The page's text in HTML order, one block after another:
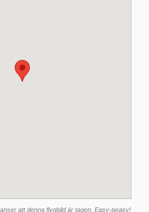
att denna flygbild är tagen. Easy-peasy!